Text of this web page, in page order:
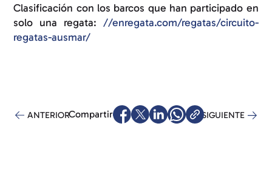
Clasificación con los barcos que han participado en
solo una regata: //enregata.com/regatas/circuito-
regatas-ausmar/
Compartir
ANTERIOR SIGUIENTE